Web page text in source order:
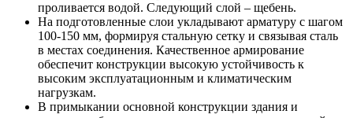
проливается водой. Следующий слой – щебень.
На подготовленные слои укладывают арматуру с шагом
100-150 мм, формируя стальную сетку и связывая сталь
в местах соединения. Качественное армирование
обеспечит конструкции высокую устойчивость к
высоким эксплуатационным и климатическим
нагрузкам.
В примыкании основной конструкции здания и